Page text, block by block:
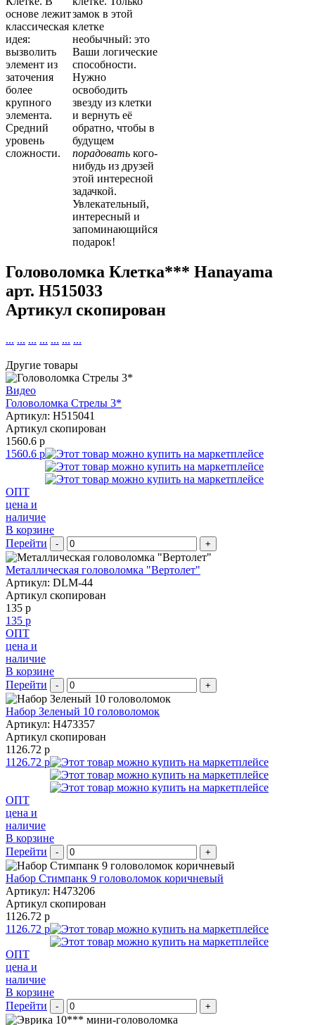
основе лежит
классическая
идея:
вызволить
элемент из
заточения
более
крупного
элемента.
Средний
уровень
сложности.
замок в этой
клетке
необычный: это
Ваши логические
способности.
Нужно
освободить
звезду из клетки
и вернуть её
обратно, чтобы в
будущем
порадовать кого-
нибудь из друзей
этой интересной
задачкой.
Увлекательный,
интересный и
запоминающийся
подарок!
Головоломка Клетка*** Hanayama
арт. H515033
Артикул скопирован
... ... ... ... ... ... ...
Другие товары
Видео
Головоломка Стрелы 3*
Артикул: H515041
Артикул скопирован
1560.6 р
1560.6 р
ОПТ
цена и
наличие
В корзине
Перейти
- +
Металлическая головоломка "Вертолет"
Артикул: DLM-44
Артикул скопирован
135 р
135 р
ОПТ
цена и
наличие
В корзине
Перейти
- +
Набор Зеленый 10 головоломок
Артикул: H473357
Артикул скопирован
1126.72 р
1126.72 р
ОПТ
цена и
наличие
В корзине
Перейти
- +
Набор Стимпанк 9 головоломок коричневый
Артикул: H473206
Артикул скопирован
1126.72 р
1126.72 р
ОПТ
цена и
наличие
В корзине
Перейти
- +